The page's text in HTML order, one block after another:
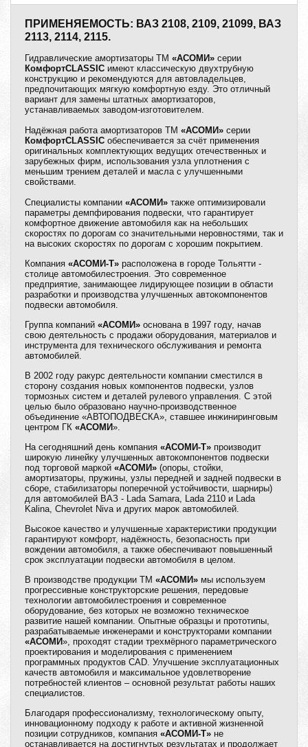
ПРИМЕНЯЕМОСТЬ: ВАЗ 2108, 2109, 21099, ВАЗ
2113, 2114, 2115.
Гидравлические амортизаторы ТМ «АСОМИ» серии
КомфортCLASSIC имеют классическую двухтрубную
конструкцию и рекомендуются для автовладельцев,
предпочитающих мягкую комфортную езду. Это отличный
вариант для замены штатных амортизаторов,
устанавливаемых заводом-изготовителем.
Надёжная работа амортизаторов ТМ «АСОМИ» серии
КомфортCLASSIC обеспечивается за счёт применения
оригинальных комплектующих ведущих отечественных и
зарубежных фирм, использования узла уплотнения с
меньшим трением деталей и масла с улучшенными
свойствами.
Специалисты компании «АСОМИ» также оптимизировали
параметры демпфирования подвески, что гарантирует
комфортное движение автомобиля как на небольших
скоростях по дорогам со значительными неровностями, так и
на высоких скоростях по дорогам с хорошим покрытием.
Компания «АСОМИ-Т» расположена в городе Тольятти -
столице автомобилестроения. Это современное
предприятие, занимающее лидирующее позиции в области
разработки и производства улучшенных автокомпонентов
подвески автомобиля.
Группа компаний «АСОМИ» основана в 1997 году, начав
свою деятельность с продажи оборудования, материалов и
инструмента для технического обслуживания и ремонта
автомобилей.
В 2002 году ракурс деятельности компании сместился в
сторону создания новых компонентов подвески, узлов
тормозных систем и деталей рулевого управления. С этой
целью было образовано научно-производственное
объединение «АВТОПОДВЕСКА», ставшее инжиниринговым
центром ГК «АСОМИ».
На сегодняшний день компания «АСОМИ-Т» производит
широкую линейку улучшенных автокомпонентов подвески
под торговой маркой «АСОМИ» (опоры, стойки,
амортизаторы, пружины, узлы передней и задней подвески в
сборе, стабилизаторы поперечной устойчивости, шарниры)
для автомобилей ВАЗ - Lada Samara, Lada 2110 и Lada
Kalina, Chevrolet Niva и других марок автомобилей.
Высокое качество и улучшенные характеристики продукции
гарантируют комфорт, надёжность, безопасность при
вождении автомобиля, а также обеспечивают повышенный
срок эксплуатации подвески автомобиля в целом.
В производстве продукции ТМ «АСОМИ» мы используем
прогрессивные конструкторские решения, передовые
технологии автомобилестроения и современное
оборудование, без которых не возможно техническое
развитие нашей компании. Опытные образцы и прототипы,
разрабатываемые инженерами и конструкторами компании
«АСОМИ», проходят стадии трехмёрного параметрического
проектирования и моделирования с применением
программных продуктов CAD. Улучшение эксплуатационных
качеств автомобиля и максимальное удовлетворение
потребностей клиентов – основной результат работы наших
специалистов.
Благодаря профессионализму, технологическому опыту,
инновационному подходу к работе и активной жизненной
позиции сотрудников, компания «АСОМИ-Т» не
останавливается на достигнутых результатах и продолжает